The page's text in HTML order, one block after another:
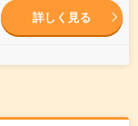
詳しく見る